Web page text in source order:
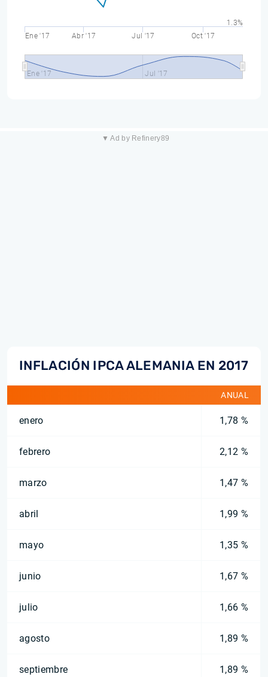
Ene '17 Abr '17 Jul '17 Oct '17
Ene '17 Jul '17
1.3%
▼ Ad by Refinery89
INFLACIÓN IPCA ALEMANIA EN 2017
ANUAL
enero 1,78 %
febrero 2,12 %
marzo 1,47 %
abril 1,99 %
mayo 1,35 %
junio 1,67 %
julio 1,66 %
agosto 1,89 %
septiembre 1,89 %